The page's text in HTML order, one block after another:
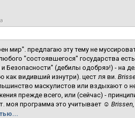
мир". предлагаю эту тему не
"состоявшегося" государства
Безопасности" (дебилы одобряэ!) - на
как видивший изнутри). цест ля ви.
маскулистов или вздыхают о
прежде всего, или (сейчас) -
моя программа это учитывает ☺ Brissen,